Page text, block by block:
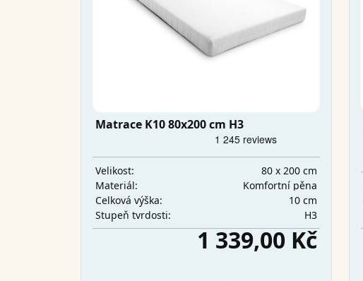
Matrace K10 80x200 cm H3
Velikost:
80 x 200 cm
Materiál:
Komfortní pěna
Celková výška:
10 cm
Stupeň tvrdosti:
H3
1 339,00 Kč